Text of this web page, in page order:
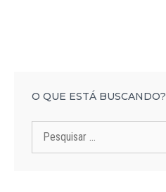
O QUE ESTÁ BUSCANDO?